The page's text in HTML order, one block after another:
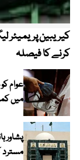
کرنے کا فیصلہ
عوام
میں
پشاور
مسترد